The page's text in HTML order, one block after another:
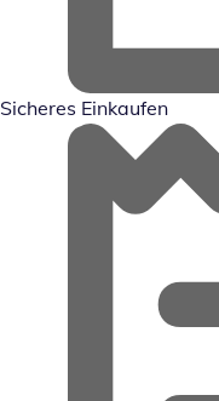
Sicheres Einkaufen